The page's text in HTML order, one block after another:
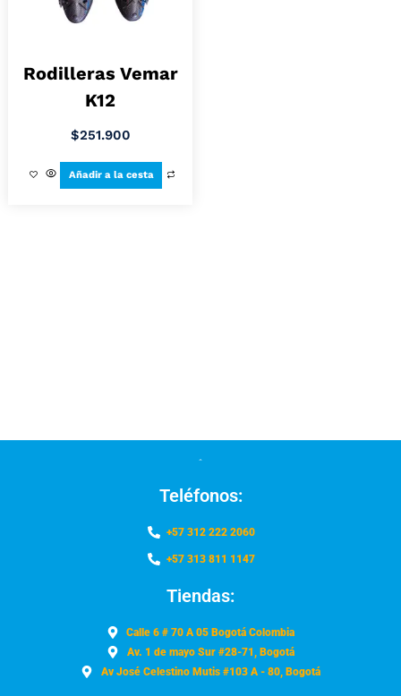
Rodilleras Vemar
K12
$251.900
Añadir a la cesta
Teléfonos:
+57 312 222 2060
+57 313 811 1147
Tiendas:
Calle 6 # 70 A 05 Bogotá Colombia
Av. 1 de mayo Sur #28-71, Bogotá
Av José Celestino Mutis #103 A - 80, Bogotá